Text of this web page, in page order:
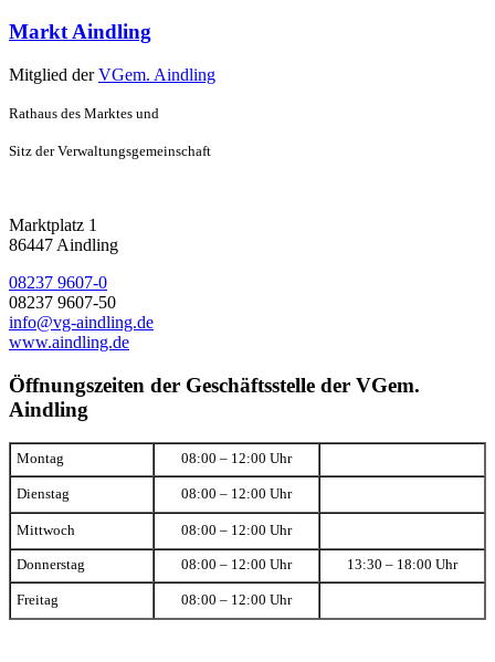
Markt Aindling
Mitglied derVGem. Aindling
Rathaus des Marktes und
Sitz der Verwaltungsgemeinschaft
Marktplatz 1
86447 Aindling
08237 9607-0
08237 9607-50
info@vg-aindling.de
www.aindling.de
Öffnungszeiten der Geschäftsstelle der VGem.
Aindling
Montag 08:00 – 12:00 Uhr
Dienstag 08:00 – 12:00 Uhr
Mittwoch 08:00 – 12:00 Uhr
Donnerstag 08:00 – 12:00 Uhr 13:30 – 18:00 Uhr
Freitag 08:00 – 12:00 Uhr